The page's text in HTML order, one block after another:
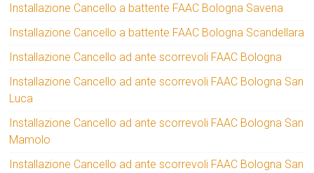
Installazione Cancello a battente FAAC Bologna Savena
Installazione Cancello a battente FAAC Bologna Scandellara
Installazione Cancello ad ante scorrevoli FAAC Bologna
Installazione Cancello ad ante scorrevoli FAAC Bologna San
Luca
Installazione Cancello ad ante scorrevoli FAAC Bologna San
Mamolo
Installazione Cancello ad ante scorrevoli FAAC Bologna San